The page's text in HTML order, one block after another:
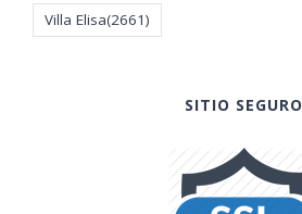
Villa Elisa(2661)
SITIO SEGURO